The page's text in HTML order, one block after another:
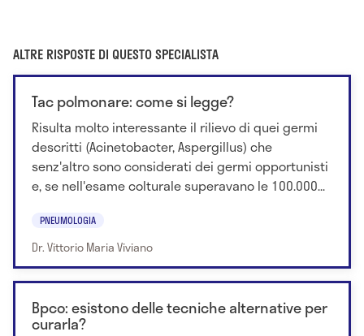
ALTRE RISPOSTE DI QUESTO SPECIALISTA
Tac polmonare: come si legge?
Risulta molto interessante il rilievo di quei germi
descritti (Acinetobacter, Aspergillus) che
senz'altro sono considerati dei germi opportunisti
e, se nell'esame colturale superavano le 100.000...
PNEUMOLOGIA
Dr. Vittorio Maria Viviano
Bpco: esistono delle tecniche alternative per
curarla?